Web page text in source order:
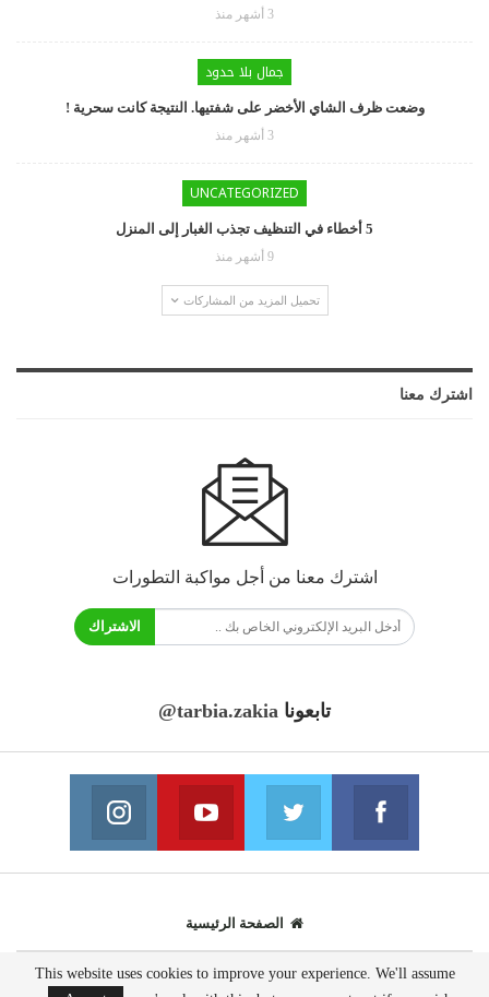
3 أشهر منذ
جمال بلا حدود
وضعت ظرف الشاي الأخضر على شفتيها. النتيجة كانت سحرية !
3 أشهر منذ
UNCATEGORIZED
5 أخطاء في التنظيف تجذب الغبار إلى المنزل
9 أشهر منذ
تحميل المزيد من المشاركات
اشترك معنا
اشترك معنا من أجل مواكبة التطورات
الاشتراك
تابعونا @tarbia.zakia
فايسبوك
انضم الينا انضم الينا
يوتيوب
انضم الينا
الصفحة الرئيسية
© 2020 - جميع الحقوق محفوظة.
This website uses cookies to improve your experience. We'll assume